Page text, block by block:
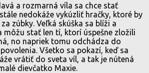
a rozmarná víla sa chce stať
nedokáže vykúzliť hračky, ktoré by
zúbky. Veľká skúška sa blíži a
môžu stať len tí, ktorí úspešne zložili
no napriek tomu odchádza do
Všetko sa pokazí, keď sa
vrátiť do sveta víl, a tak je nútená
dievčatko Maxie.